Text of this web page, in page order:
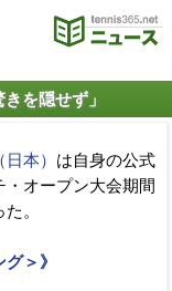
を隠せず」
本） は自身の公式
オープン大会期間
。
＞》